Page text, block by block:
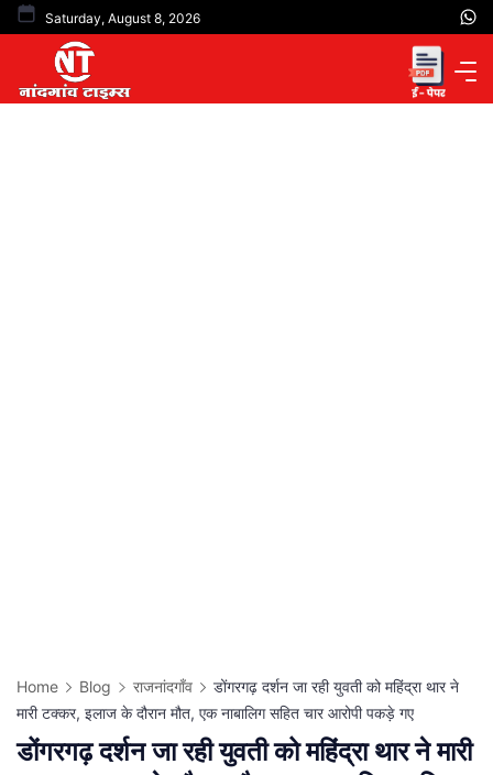
Skip
content
Saturday, August 8, 2026
Home Blog राजनांदगाँव
डोंगरगढ़ दर्शन जा रही युवती को महिंद्रा थार ने
मारी टक्कर, इलाज के दौरान मौत, एक नाबालिग सहित चार आरोपी पकड़े गए
डोंगरगढ़ दर्शन जा रही युवती को महिंद्रा थार ने मारी